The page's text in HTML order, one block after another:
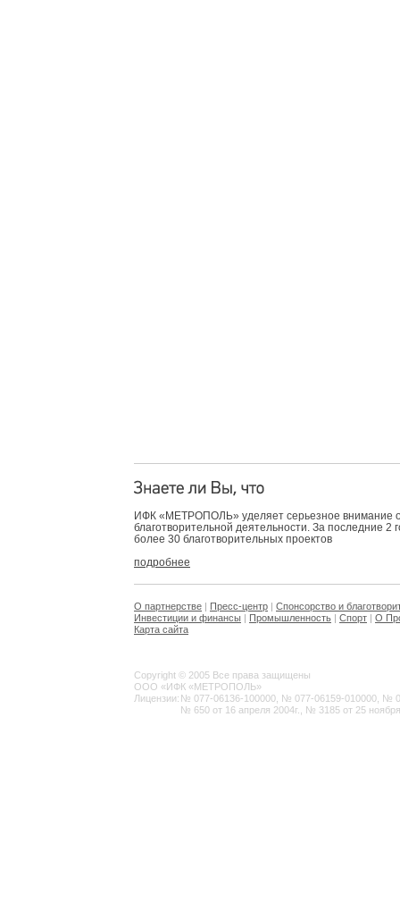
ИФК «МЕТРОПОЛЬ» уделяет серьезное внимание
благотворительной деятельности. За последние 2
более 30 благотворительных проектов
подробнее
О партнерстве | Пресс-центр | Спонсорство и
Инвестиции и финансы | Промышленность | Спорт | О
Карта сайта
Copyright © 2005 Все права защищены
ООО «ИФК «МЕТРОПОЛЬ»
Лицензии: № 077-06136-100000, № 077-06159-010000, №
№ 650 от 16 апреля 2004г., № 3185 от 25